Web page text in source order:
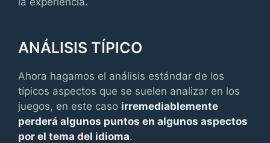
ANÁLISIS TÍPICO
Ahora hagamos el análisis estándar de los
típicos aspectos que se suelen analizar en los
juegos, en este caso irremediablemente
perderá algunos puntos en algunos aspectos
por el tema del idioma.